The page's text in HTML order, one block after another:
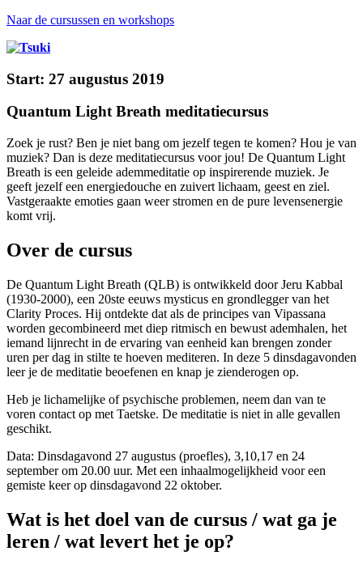
Naar de cursussen en workshops
Start: 27 augustus 2019
Quantum Light Breath meditatiecursus
Zoek je rust? Ben je niet bang om jezelf tegen te komen? Hou je van
muziek? Dan is deze meditatiecursus voor jou! De Quantum Light
Breath is een geleide ademmeditatie op inspirerende muziek. Je
geeft jezelf een energiedouche en zuivert lichaam, geest en ziel.
Vastgeraakte emoties gaan weer stromen en de pure levensenergie
komt vrij.
Over de cursus
De Quantum Light Breath (QLB) is ontwikkeld door Jeru Kabbal
(1930-2000), een 20ste eeuws mysticus en grondlegger van het
Clarity Proces. Hij ontdekte dat als de principes van Vipassana
worden gecombineerd met diep ritmisch en bewust ademhalen, het
iemand lijnrecht in de ervaring van eenheid kan brengen zonder
uren per dag in stilte te hoeven mediteren. In deze 5 dinsdagavonden
leer je de meditatie beoefenen en knap je zienderogen op.
Heb je lichamelijke of psychische problemen, neem dan van te
voren contact op met Taetske. De meditatie is niet in alle gevallen
geschikt.
Data: Dinsdagavond 27 augustus (proefles), 3,10,17 en 24
september om 20.00 uur. Met een inhaalmogelijkheid voor een
gemiste keer op dinsdagavond 22 oktober.
Wat is het doel van de cursus / wat ga je
leren / wat levert het je op?